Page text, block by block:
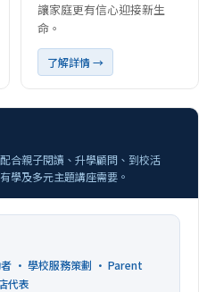
讓家庭更有信心迎接新生
命。
了解詳情 →
合親子閱讀、升學顧問、到校活
學及多元主題講座需要。
者 · 學校服務策劃 · Parent
代表